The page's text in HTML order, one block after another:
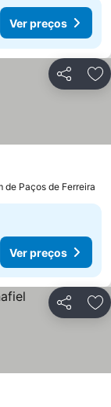
Ver preços
Partilhar
de Paços de Ferreira
Ver preços
Partilhar